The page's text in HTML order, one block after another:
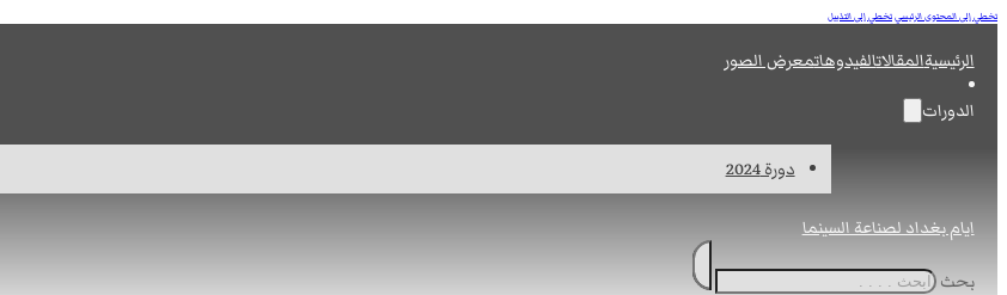
تخطي إلى المحتوى الرئيسيتخطي إلى التذييل
الرئيسيةالمقالاتالفيدوهاتمعرض الصور
الدورات
دورة 2024
ايام بغداد لصناعة السينما
بحث